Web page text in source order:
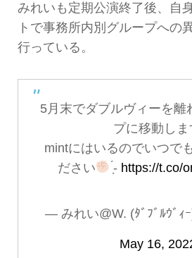
みれいも定期公演終了後、自
トで事務所内別グループへの
行っている。
5月末でダブルヴィーを離
プに移動しま
mintにはいるのでいつで
ださい
̖́- https://t.co/
— みれい@W. (ﾀﾞﾌﾞﾙｳﾞｨ
May 16,